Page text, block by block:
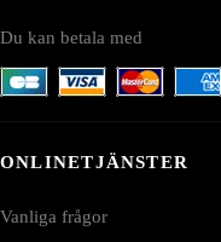
Du kan betala med
ONLINETJÄNSTER
Vanliga frågor